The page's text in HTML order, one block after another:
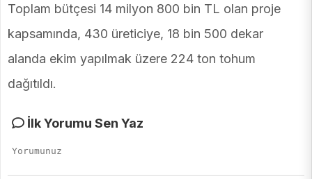
Toplam bütçesi 14 milyon 800 bin TL olan proje
kapsamında, 430 üreticiye, 18 bin 500 dekar
alanda ekim yapılmak üzere 224 ton tohum
dağıtıldı.
İlk Yorumu Sen Yaz